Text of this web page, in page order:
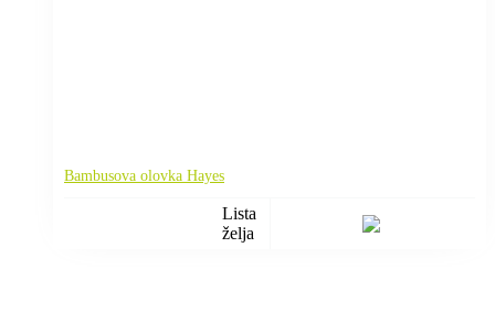
Bambusova olovka Hayes
Lista
želja